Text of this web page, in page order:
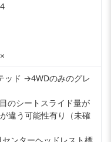
ッド →4WDのみのグレ
のシートスライド量が
違う可能性有り（未確